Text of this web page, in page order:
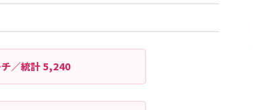
チ／統計5,240